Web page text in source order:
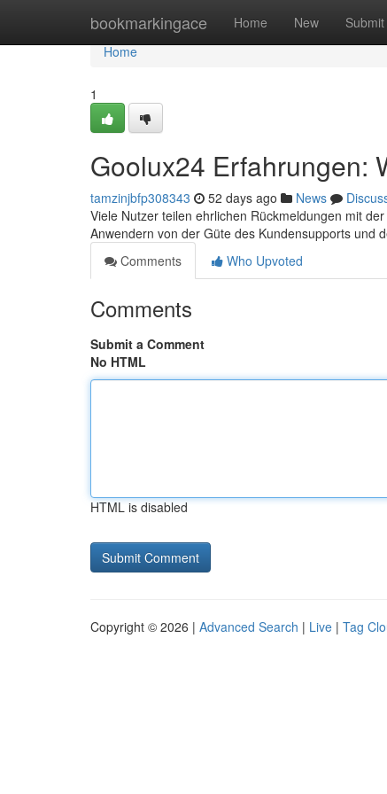
bookmarkingace Home New Submit
Home
Home
1
Goolux24 Erfahrungen:
tamzinjbfp308343 52 days ago News
Viele Nutzer teilen ehrlichen Rückmeldungen mit
Anwendern von der Güte des Kundensupports und
Comments
Who Upvoted
Comments
Submit a Comment
No HTML
HTML is disabled
Copyright © 2026 | Advanced Search | Live | Tag